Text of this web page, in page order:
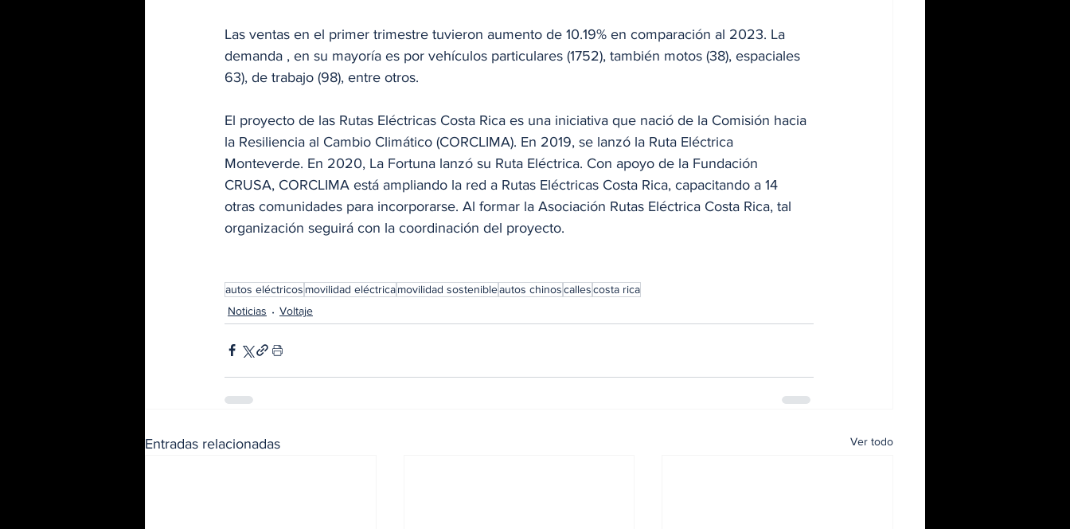
Las ventas en el primer trimestre tuvieron aumento de 10.19% en comparación al 2023. La
demanda , en su mayoría es por vehículos particulares (1752), también motos (38), espaciales
63), de trabajo (98), entre otros.
El proyecto de las Rutas Eléctricas Costa Rica es una iniciativa que nació de la Comisión hacia
la Resiliencia al Cambio Climático (CORCLIMA). En 2019, se lanzó la Ruta Eléctrica
Monteverde. En 2020, La Fortuna lanzó su Ruta Eléctrica. Con apoyo de la Fundación
CRUSA, CORCLIMA está ampliando la red a Rutas Eléctricas Costa Rica, capacitando a 14
otras comunidades para incorporarse. Al formar la Asociación Rutas Eléctrica Costa Rica, tal
organización seguirá con la coordinación del proyecto.
autos eléctricos movilidad eléctricamovilidad sostenibleautos chinoscallescosta rica
Noticias
Voltaje
Entradas relacionadas Ver todo